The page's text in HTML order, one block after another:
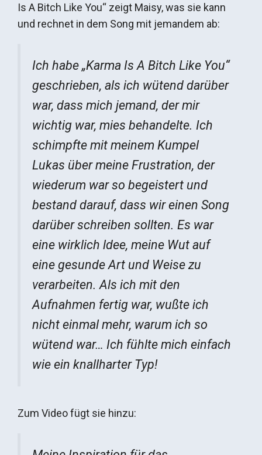
Is A Bitch Like You“ zeigt Maisy, was sie kann
und rechnet in dem Song mit jemandem ab:
Ich habe „Karma Is A Bitch Like You“
geschrieben, als ich wütend darüber
war, dass mich jemand, der mir
wichtig war, mies behandelte. Ich
schimpfte mit meinem Kumpel
Lukas über meine Frustration, der
wiederum war so begeistert und
bestand darauf, dass wir einen Song
darüber schreiben sollten. Es war
eine wirklich ldee, meine Wut auf
eine gesunde Art und Weise zu
verarbeiten. Als ich mit den
Aufnahmen fertig war, wußte ich
nicht einmal mehr, warum ich so
wütend war… Ich fühlte mich einfach
wie ein knallharter Typ!
Zum Video fügt sie hinzu: